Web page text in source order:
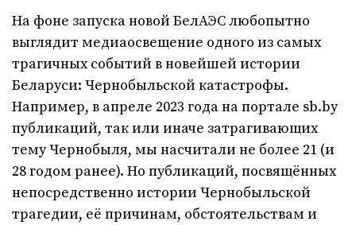
На фоне запуска новой БелАЭС любопытно
выглядит медиаосвещение одного из самых
трагичных событий в новейшей истории
Беларуси: Чернобыльской катастрофы.
Например, в апреле 2023 года на портале sb.by
публикаций, так или иначе затрагивающих
тему Чернобыля, мы насчитали не более 21 (и
28 годом ранее). Но публикаций, посвящённых
непосредственно истории Чернобыльской
трагедии, её причинам, обстоятельствам и